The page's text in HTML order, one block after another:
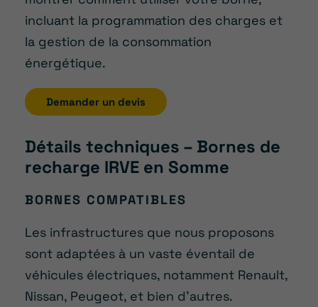
incluant la programmation des charges et
la gestion de la consommation
énergétique.
Demander un devis
Détails techniques – Bornes de
recharge IRVE en Somme
BORNES COMPATIBLES
Les infrastructures que nous proposons
sont adaptées à un vaste éventail de
véhicules électriques, notamment Renault,
Nissan, Peugeot, et bien d’autres.